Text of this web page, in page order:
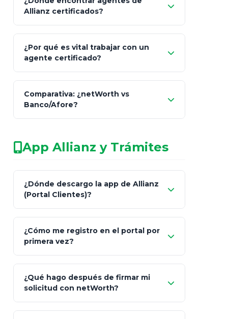
Allianz certificados?
Seguros y Fianzas (CNSF)
netWorth
patrimonio con asesores informales en
redes sociales.
¿Por qué es vital trabajar con un
agente certificado?
consultor técnico
legalmente facultado
Comparativa: ¿netWorth vs
Banco/Afore?
Característica netWorth (Certificado)
Fiscalidad Estrategia Art. 151 / 93
App Allianz y Trámites
¿Dónde descargo la app de Allianz
(Portal Clientes)?
Client"
App Store (iOS) Google Play
¿Cómo me registro en el portal por
primera vez?
Bienvenida
"¿Aún no tienes cuenta?
Regístrate"
¿Qué hago después de firmar mi
solicitud con netWorth?